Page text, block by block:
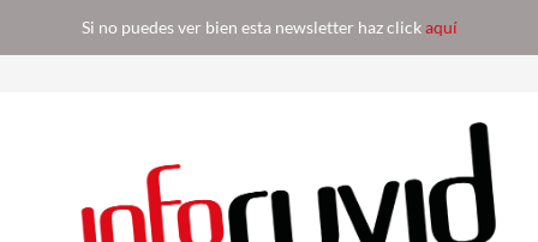
Si no puedes ver bien esta newsletter haz clickaquí